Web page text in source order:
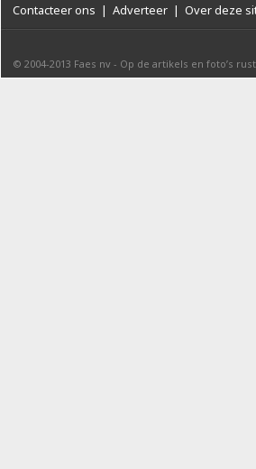
Contacteer ons | Adverteer | Over deze
© 2004-2013 Faes nv - Op de artikels en foto’s